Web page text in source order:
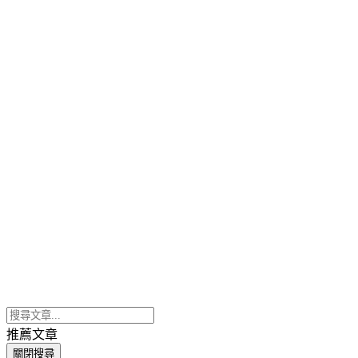
推薦文章
關閉搜尋